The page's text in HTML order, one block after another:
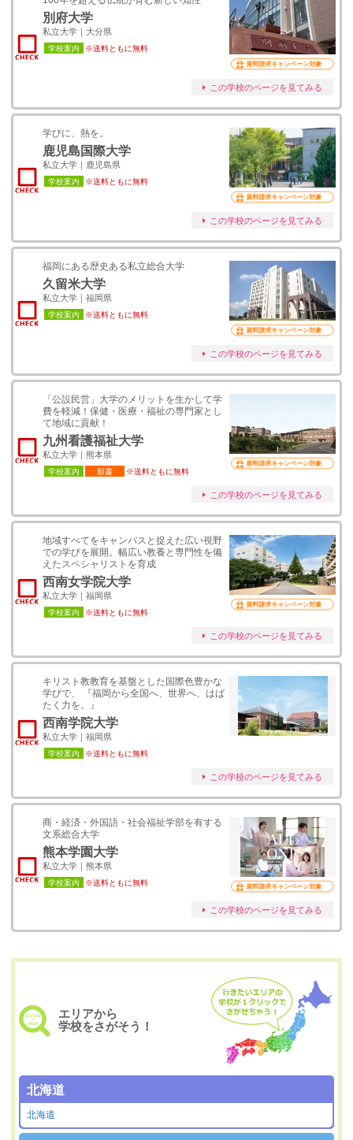
別府大学
私立大学｜大分県
学校案内 ※送料ともに無料
資料請求キャンペーン対象
この学校のページを見てみる
学びに、熱を。
鹿児島国際大学
私立大学｜鹿児島県
学校案内 ※送料ともに無料
資料請求キャンペーン対象
この学校のページを見てみる
福岡にある歴史ある私立総合大学
久留米大学
私立大学｜福岡県
学校案内 ※送料ともに無料
資料請求キャンペーン対象
この学校のページを見てみる
「公設民営」大学のメリットを生かして学
費を軽減！保健・医療・福祉の専門家とし
て地域に貢献！
九州看護福祉大学
私立大学｜熊本県
学校案内 願書 ※送料ともに無料
資料請求キャンペーン対象
この学校のページを見てみる
地域すべてをキャンパスと捉えた広い視野
での学びを展開。幅広い教養と専門性を備
えたスペシャリストを育成
西南女学院大学
私立大学｜福岡県
学校案内 ※送料ともに無料
資料請求キャンペーン対象
この学校のページを見てみる
キリスト教教育を基盤とした国際色豊かな
学びで、 『福岡から全国へ、世界へ、はば
たく力を。』
西南学院大学
私立大学｜福岡県
学校案内 ※送料ともに無料
この学校のページを見てみる
商・経済・外国語・社会福祉学部を有する
文系総合大学
熊本学園大学
私立大学｜熊本県
学校案内 ※送料ともに無料 資料請求キャンペーン対象
この学校のページを見てみる
エリアから
学校をさがそう！
北海道
北海道